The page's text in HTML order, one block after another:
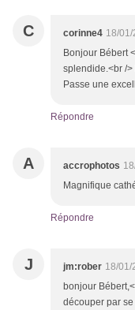
C corinne4 18/
Bonjour Bébert
splendide.<br /
Passe une
Répondre
A accrophotos
Magnifique
Répondre
J jm:rober 18/01/
bonjour
découper par